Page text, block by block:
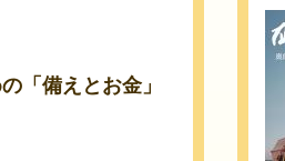
「備えとお金」